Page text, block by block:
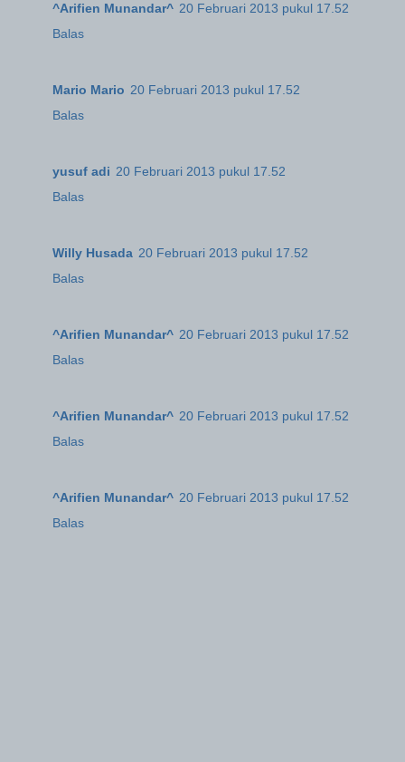
^Arifien Munandar^ 20 Februari 2013 pukul 17.52
Balas
Mario Mario 20 Februari 2013 pukul 17.52
Balas
yusuf adi 20 Februari 2013 pukul 17.52
Balas
Willy Husada 20 Februari 2013 pukul 17.52
Balas
^Arifien Munandar^ 20 Februari 2013 pukul 17.52
Balas
^Arifien Munandar^ 20 Februari 2013 pukul 17.52
Balas
^Arifien Munandar^ 20 Februari 2013 pukul 17.52
Balas